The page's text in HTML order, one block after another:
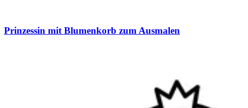
Prinzessin mit Blumenkorb zum Ausmalen